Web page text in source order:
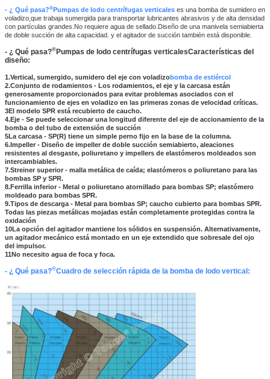
- ¿ Qué pasa?®Pumpas de lodo centrífugas verticales es una bomba de sumidero en
voladizo,que trabaja sumergida para transportar lubricantes abrasivos y de alta densidad
con partículas grandes.No requiere agua de sellado.Diseño de una manivela semiabierta
de doble succión de alta capacidad. y el agitador de succión también está disponible.
- ¿ Qué pasa?®Pumpas de lodo centrífugas verticalesCaracterísticas del
diseño:
1.Vertical, sumergido, sumidero del eje con voladizobomba de estiércol
2.Conjunto de rodamientos - Los rodamientos, el eje y la carcasa están
generosamente proporcionados para evitar problemas asociados con el
funcionamiento de ejes en voladizo en las primeras zonas de velocidad críticas.
3El modelo SPR está recubierto de caucho.
4.Eje - Se puede seleccionar una longitud diferente del eje de accionamiento de la
bomba o del tubo de extensión de succión
5La carcasa - SP(R) tiene un simple perno fijo en la base de la columna.
6.Impeller - Diseño de impeller de doble succión semiabierto, aleaciones
resistentes al desgaste, poliuretano y impellers de elastómeros moldeados son
intercambiables.
7.Streiner superior - malla metálica de caída; elastómeros o poliuretano para las
bombas SP y SPR.
8.Ferrilla inferior - Metal o poliuretano atornillado para bombas SP; elastómero
moldeado para bombas SPR.
9.Tipos de descarga - Metal para bombas SP; caucho cubierto para bombas SPR.
Todas las piezas metálicas mojadas están completamente protegidas contra la
oxidación
10La opción del agitador mantiene los sólidos en suspensión. Alternativamente,
un agitador mecánico está montado en un eje extendido que sobresale del ojo
del impulsor.
11No necesito agua de foca y foca.
- ¿ Qué pasa?®Cuadro de selección rápida de la bomba de lodo vertical: